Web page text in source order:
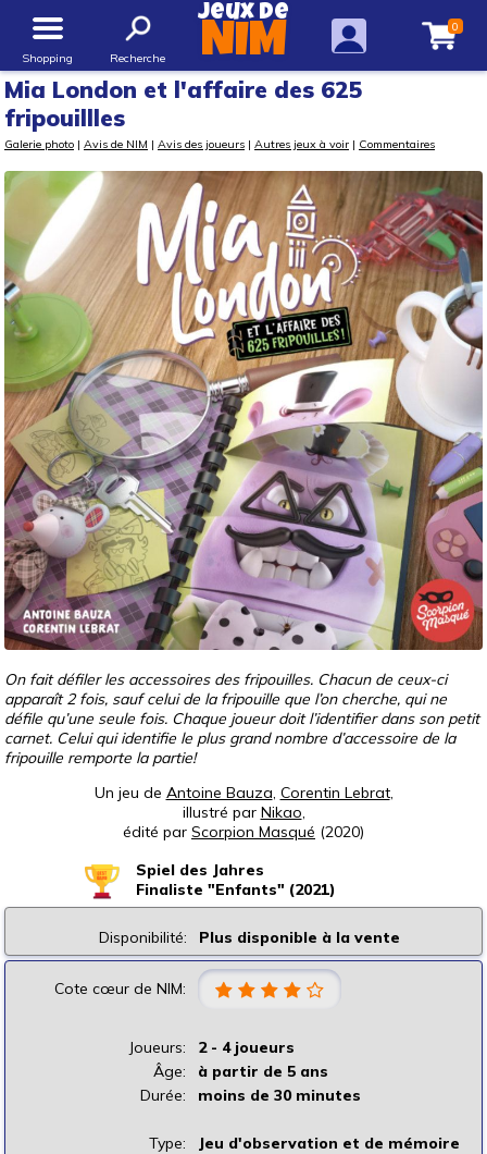
Shopping Recherche
Jeux de
NIM 0
Mia London et l'affaire des 625
fripouillles
Galerie photo | Avis de NIM | Avis des joueurs | Autres jeux à voir | Commentaires
On fait défiler les accessoires des fripouilles. Chacun de ceux-ci
apparaît 2 fois, sauf celui de la fripouille que l’on cherche, qui ne
défile qu’une seule fois. Chaque joueur doit l’identifier dans son petit
carnet. Celui qui identifie le plus grand nombre d’accessoire de la
fripouille remporte la partie!
Un jeu de Antoine Bauza, Corentin Lebrat,
illustré par Nikao,
édité par Scorpion Masqué (2020)
Spiel des Jahres
Finaliste "Enfants" (2021)
Disponibilité: Plus disponible à la vente
Cote cœur de NIM:
Joueurs:
2 - 4 joueurs
Âge:
à partir de 5 ans
Durée:
moins de 30 minutes
Type: Jeu d'observation et de mémoire